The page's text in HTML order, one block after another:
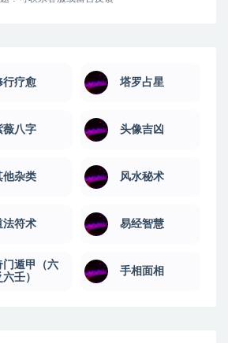
行疗愈 塔罗占星
薇八字 头像吉凶
他杂类 风水秘术
法符术 易经智慧
门遁甲（六
六壬）
手相面相